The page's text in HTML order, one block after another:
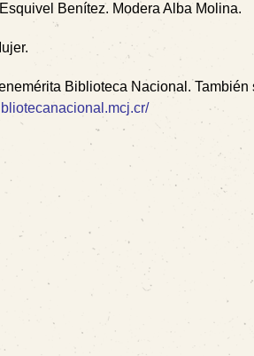
Benítez. Modera Alba Molina.
Biblioteca Nacional. También